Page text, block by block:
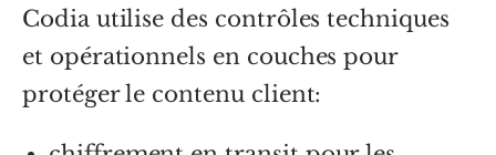
Codia utilise des contrôles techniques
et opérationnels en couches pour
protéger le contenu client: